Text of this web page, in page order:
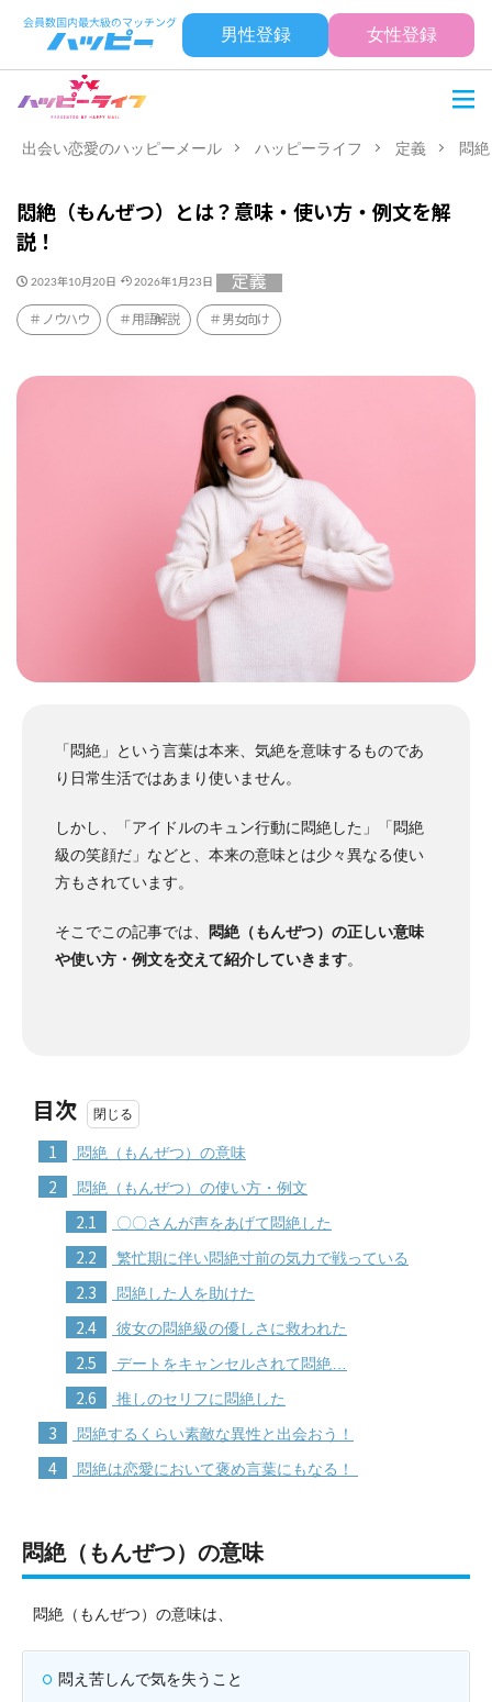
男性登録 女性登録
出会い恋愛のハッピーメール ハッピーライフ 定義 悶
悶絶（もんぜつ）とは？意味・使い方・例文を解
説！
2023年10月20日 2026年1月23日 定義
ノウハウ 用語解説 男女向け
「悶絶」という言葉は本来、気絶を意味するものであ
り日常生活ではあまり使いません。
しかし、「アイドルのキュン行動に悶絶した」「悶絶
級の笑顔だ」などと、本来の意味とは少々異なる使い
方もされています。
そこでこの記事では、
悶絶（もんぜつ）の正しい意味
や使い方・例文を交えて紹介していきます。
目次
1 悶絶（もんぜつ）の意味
2 悶絶（もんぜつ）の使い方・例文
2.1 〇〇さんが声をあげて悶絶した
2.2 繁忙期に伴い悶絶寸前の気力で戦っている
2.3 悶絶した人を助けた
2.4 彼女の悶絶級の優しさに救われた
2.5 デートをキャンセルされて悶絶…
2.6 推しのセリフに悶絶した
3 悶絶するくらい素敵な異性と出会おう！
4 悶絶は恋愛において褒め言葉にもなる！
悶絶（もんぜつ）の意味
悶絶（もんぜつ）の意味は、
悶え苦しんで気を失うこと